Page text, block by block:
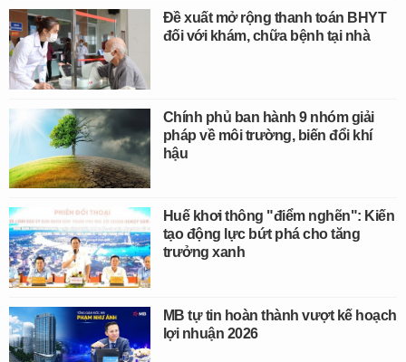
Đề xuất mở rộng thanh toán BHYT
đối với khám, chữa bệnh tại nhà
Chính phủ ban hành 9 nhóm giải
pháp về môi trường, biến đổi khí
hậu
Huế khơi thông "điểm nghẽn": Kiến
tạo động lực bứt phá cho tăng
trưởng xanh
MB tự tin hoàn thành vượt kế hoạch
lợi nhuận 2026